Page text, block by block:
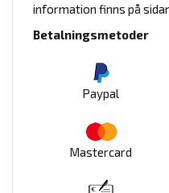
information finns på
Betalningsmetoder
Paypal
Mastercard